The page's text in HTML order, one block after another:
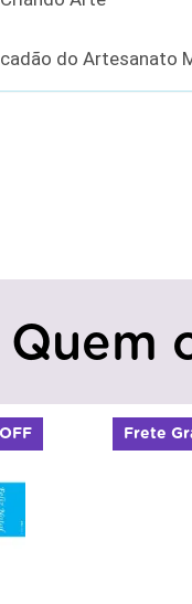
do Artesanato
Quem
Frete